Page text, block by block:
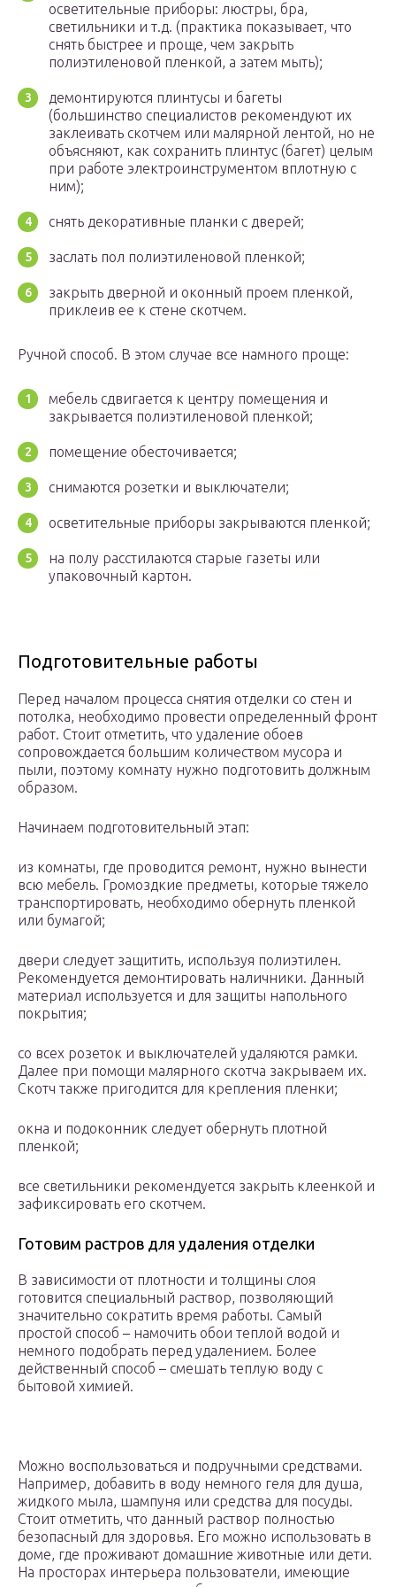
осветительные приборы: люстры, бра,
светильники и т.д. (практика показывает, что
снять быстрее и проще, чем закрыть
полиэтиленовой пленкой, а затем мыть);
демонтируются плинтусы и багеты
(большинство специалистов рекомендуют их
заклеивать скотчем или малярной лентой, но не
объясняют, как сохранить плинтус (багет) целым
при работе электроинструментом вплотную с
ним);
снять декоративные планки с дверей;
заслать пол полиэтиленовой пленкой;
закрыть дверной и оконный проем пленкой,
приклеив ее к стене скотчем.
Ручной способ. В этом случае все намного проще:
мебель сдвигается к центру помещения и
закрывается полиэтиленовой пленкой;
помещение обесточивается;
снимаются розетки и выключатели;
осветительные приборы закрываются пленкой;
на полу расстилаются старые газеты или
упаковочный картон.
Подготовительные работы
Перед началом процесса снятия отделки со стен и
потолка, необходимо провести определенный фронт
работ. Стоит отметить, что удаление обоев
сопровождается большим количеством мусора и
пыли, поэтому комнату нужно подготовить должным
образом.
Начинаем подготовительный этап:
из комнаты, где проводится ремонт, нужно вынести
всю мебель. Громоздкие предметы, которые тяжело
транспортировать, необходимо обернуть пленкой
или бумагой;
двери следует защитить, используя полиэтилен.
Рекомендуется демонтировать наличники. Данный
материал используется и для защиты напольного
покрытия;
со всех розеток и выключателей удаляются рамки.
Далее при помощи малярного скотча закрываем их.
Скотч также пригодится для крепления пленки;
окна и подоконник следует обернуть плотной
пленкой;
все светильники рекомендуется закрыть клеенкой и
зафиксировать его скотчем.
Готовим растров для удаления отделки
В зависимости от плотности и толщины слоя
готовится специальный раствор, позволяющий
значительно сократить время работы. Самый
простой способ – намочить обои теплой водой и
немного подобрать перед удалением. Более
действенный способ – смешать теплую воду с
бытовой химией.
Можно воспользоваться и подручными средствами.
Например, добавить в воду немного геля для душа,
жидкого мыла, шампуня или средства для посуды.
Стоит отметить, что данный раствор полностью
безопасный для здоровья. Его можно использовать в
доме, где проживают домашние животные или дети.
На просторах интерьера пользователи, имеющие